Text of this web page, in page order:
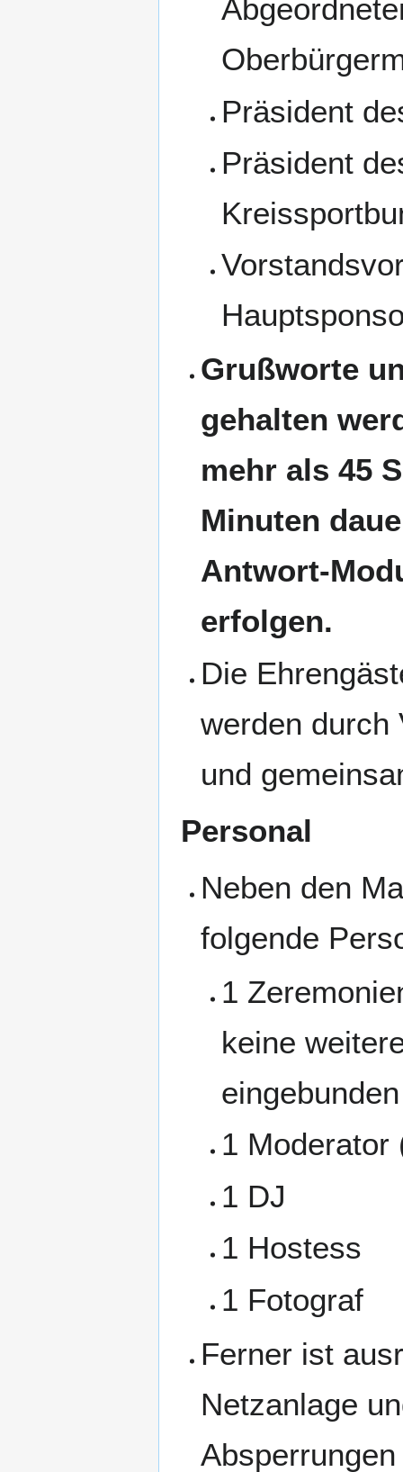
Präsident
Präsident
Grußworte
gehalten
mehr als 45
Minuten
Antwort-
erfolgen.
Die
werden durch
und
Personal
Neben den
folgende
1
keine
1 Moderator
1 DJ
1 Hostess
1 Fotograf
Ferner ist
Netzanlage